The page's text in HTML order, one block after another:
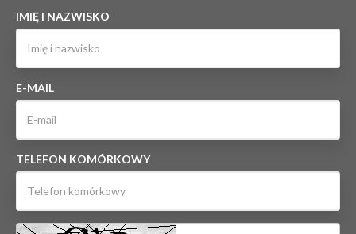
IMIĘ I NAZWISKO
E-MAIL
TELEFON KOMÓRKOWY